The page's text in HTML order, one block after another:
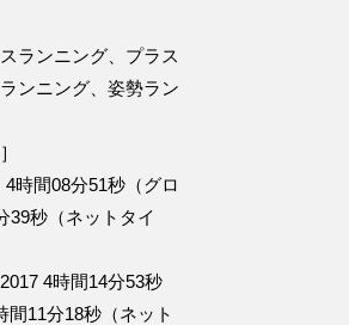
ランニング、プラス
ンニング、姿勢ラン
時間08分51秒（グロ
39秒（ネットタイ
4時間14分53秒
間11分18秒（ネット